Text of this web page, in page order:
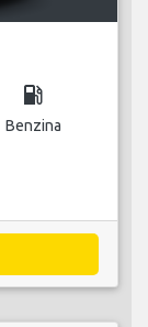
local_gas_station
Benzina